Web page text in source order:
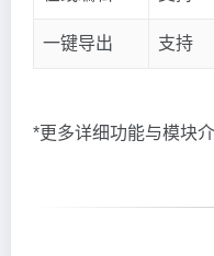
一键导出 支持
*更多详细功能与模块